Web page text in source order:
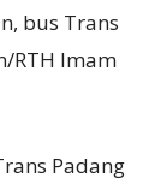
bus Trans
RTH Imam
Padang